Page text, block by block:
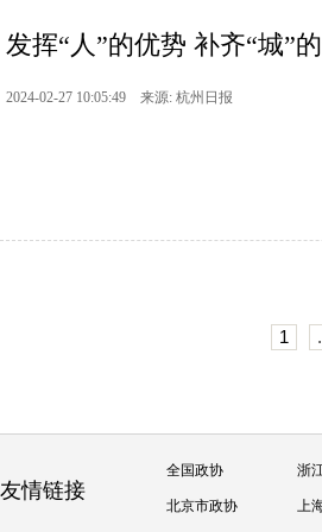
发挥“人”的优势 补齐“城”
2024-02-27 10:05:49 来源: 杭州日报
1
友情链接
全国政协 浙
北京市政协 上